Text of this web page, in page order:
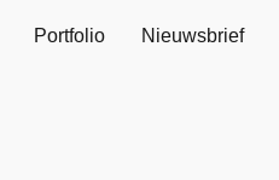
Portfolio Nieuwsbrief